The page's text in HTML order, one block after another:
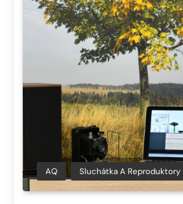
AQ Sluchátka A Reproduktory